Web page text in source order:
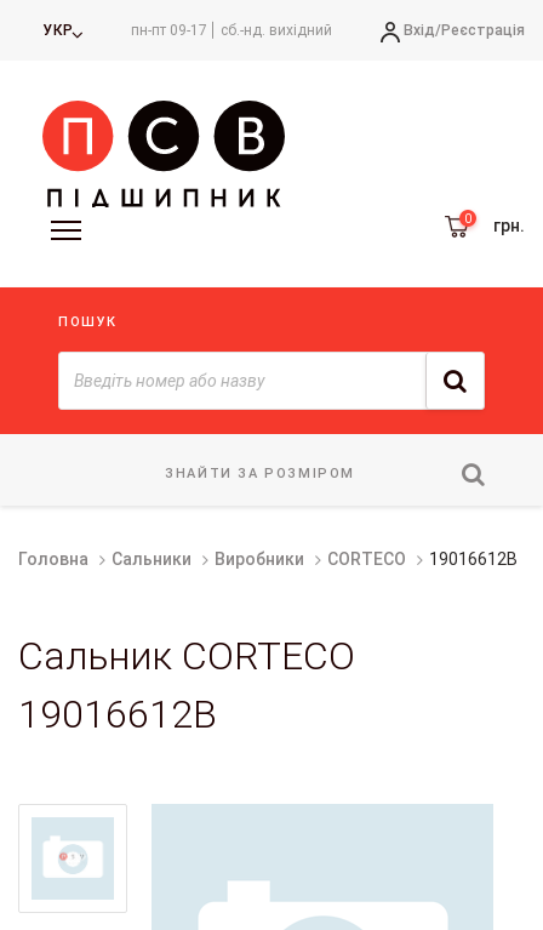
УКР пн-пт 09-17 сб.-нд. вихідний Вхід/Реєстрація
грн.
ПОШУК
ЗНАЙТИ ЗА РОЗМІРОМ
Головна Сальники Виробники CORTECO 19016612B
Сальник CORTECO
19016612B